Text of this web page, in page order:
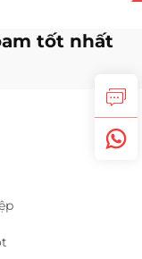
tốt nhất